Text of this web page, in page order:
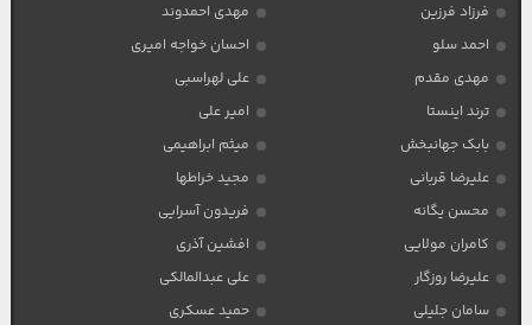
فرزاد فرزین
مهدی احمدوند
احمد سلو
احسان خواجه امیری
مهدی مقدم
علی لهراسبی
ترند اینستا
امیر علی
بابک جهانبخش
میثم ابراهیمی
علیرضا قربانی
مجید خراطها
محسن یگانه
فریدون آسرایی
کامران مولایی
افشین آذری
علیرضا روزگار
علی عبدالمالکی
سامان جلیلی
حمید عسکری